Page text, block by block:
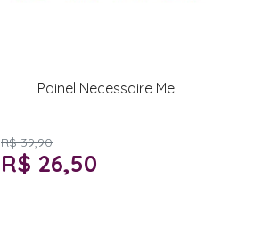
Painel Necessaire Mel
R$ 39,90
R$ 26,50